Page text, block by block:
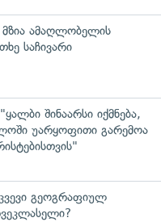
მზია ამაღლობელის
საჩივარი
შინაარსი იქმნება,
უარყოფითი გარემოა
გეოგრაფიულ